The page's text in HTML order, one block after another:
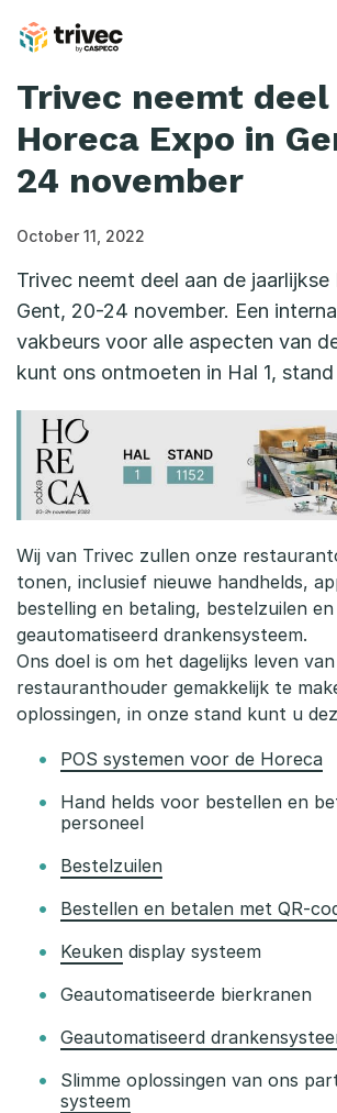
content
Trivec neemt deel
Horeca Expo in
24 november
October 11, 2022
Trivec neemt deel aan de
Gent, 20-24 november. Een
vakbeurs voor alle aspecten van
kunt ons ontmoeten in Hal 1, stand
Wij van Trivec zullen onze
tonen, inclusief nieuwe handhelds,
bestelling en betaling, bestelzuilen
geautomatiseerd drankensysteem.
Ons doel is om het dagelijks leven
restauranthouder gemakkelijk te
oplossingen, in onze stand kunt u
POS systemen voor de Horeca
Hand helds voor bestellen en
personeel
Bestelzuilen
Bestellen en betalen met QR-
Keuken display systeem
Geautomatiseerde bierkranen
Geautomatiseerd
Slimme oplossingen van ons
systeem